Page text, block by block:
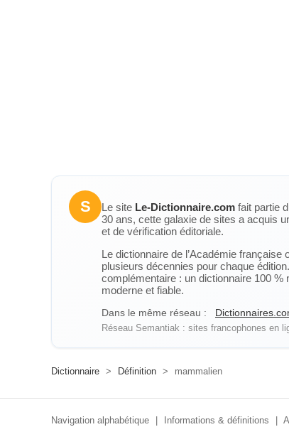
S Le site Le-Dictionnaire.com fait partie
30 ans, cette galaxie de sites a acquis
et de vérification éditoriale.
Le dictionnaire de l’Académie
plusieurs décennies pour chaque
complémentaire : un dictionnaire 100 %
moderne et fiable.
Dans le même réseau :
Réseau Semantiak : sites francophones en
Dictionnaire > Définition > mammalien
Navigation alphabétique Informations & définitions